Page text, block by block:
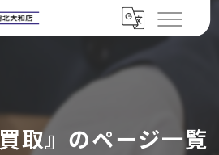
取』のページ一覧